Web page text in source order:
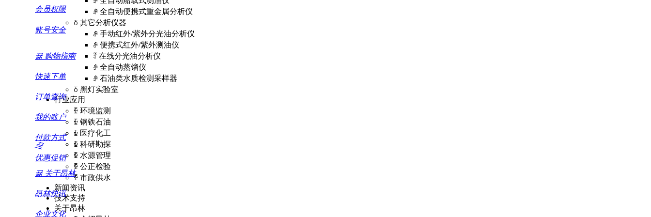
ꄵ 全自动便携式重金属分析仪
ꅂ 其它分析仪器
ꄵ 手动红外/紫外分光油分析仪
ꄵ 便携式红外/紫外测油仪
ꄷ 在线分光油分析仪
ꄵ 全自动蒸馏仪
ꄵ 石油类水质检测采样器
ꅂ 黑灯实验室
行业应用
ꅀ 环境监测
ꅀ 钢铁石油
ꅀ 医疗化工
ꅀ 科研勘探
ꅀ 水源管理
ꅀ 公正检验
ꅀ 市政供水
新闻资讯
技术支持
关于昂林
会员权限
账号安全
뀲 购物指南
快速下单
订单查询
我的账户
付款方式
优惠促销
끅
뀲 关于昂林
昂林快讯
企业文化